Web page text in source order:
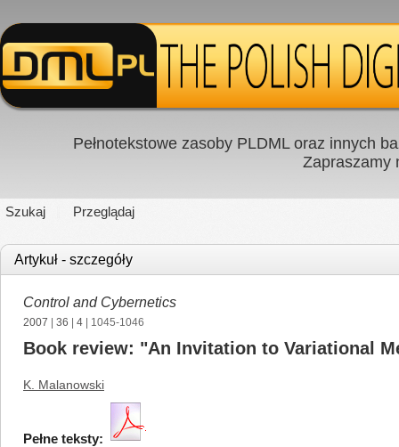
Pełnotekstowe zasoby PLDML oraz innych
Zapraszamy
Szukaj Przeglądaj
Artykuł - szczegóły
Control and Cybernetics
2007 36 4 | 1045-1046
Book review: "An Invitation to Variational
K. Malanowski
Pełne teksty: